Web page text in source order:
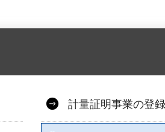
計量証明事業の登録